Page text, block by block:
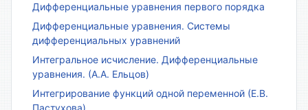
Дифференциальные уравнения первого порядка
Дифференциальные уравнения. Системы
дифференциальных уравнений
Интегральное исчисление. Дифференциальные
уравнения. (А.А. Ельцов)
Интегрирование функций одной переменной (Е.В.
Пастухова)